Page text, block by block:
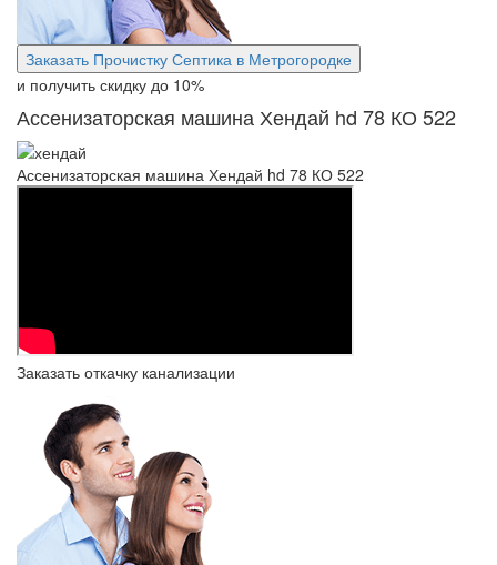
Заказать Прочистку Септика в Метрогородке
и получить скидку до 10%
Ассенизаторская машина Хендай hd 78 КО 522
Ассенизаторская машина Хендай hd 78 КО 522
Заказать откачку канализации